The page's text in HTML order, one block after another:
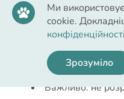
Розгорніть і
Розправте
Помістіть
При
Важливо: не
Ми
cookie.
конфіденційності
Зрозуміло